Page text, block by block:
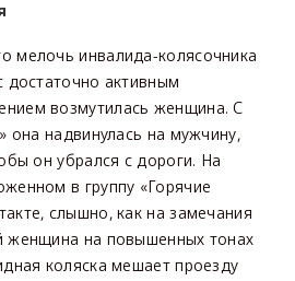
мелочь инвалида-колясочника
достаточно активным
возмутилась женщина. С
она надвинулась на мужчину,
он убрался с дороги. На
в группу «Горячие
слышно, как на замечания
женщина на повышенных тонах
коляска мешает проезду